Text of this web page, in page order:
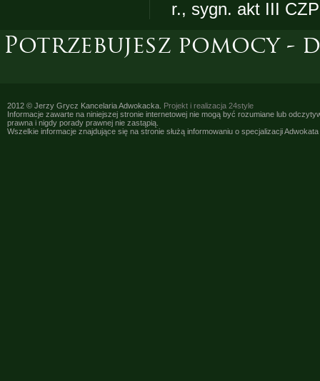
r., sygn. akt III
Potrzebujesz pomocy -
2012 © Jerzy Grycz Kancelaria Adwokacka. Projekt i realizacja 24style
Informacje zawarte na niniejszej stronie internetowej nie mogą być rozumiane lub
prawna i nigdy porady prawnej nie zastąpią.
Wszelkie informacje znajdujące się na stronie służą informowaniu o specjalizacji